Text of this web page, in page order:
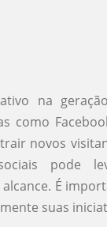
na
como
novos
pode
É
suas